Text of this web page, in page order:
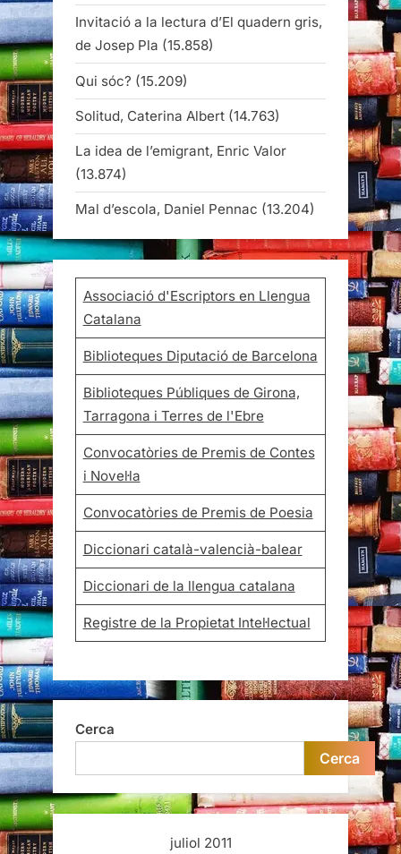
Invitació a la lectura d’El quadern gris,
de Josep Pla (15.858)
Qui sóc? (15.209)
Solitud, Caterina Albert (14.763)
La idea de l’emigrant, Enric Valor
(13.874)
Mal d’escola, Daniel Pennac (13.204)
Associació d'Escriptors en Llengua
Catalana
Biblioteques Diputació de Barcelona
Biblioteques Públiques de Girona,
Tarragona i Terres de l'Ebre
Convocatòries de Premis de Contes
i Novel·la
Convocatòries de Premis de Poesia
Diccionari català-valencià-balear
Diccionari de la llengua catalana
Registre de la Propietat Intel·lectual
Cerca
Cerca
juliol 2011